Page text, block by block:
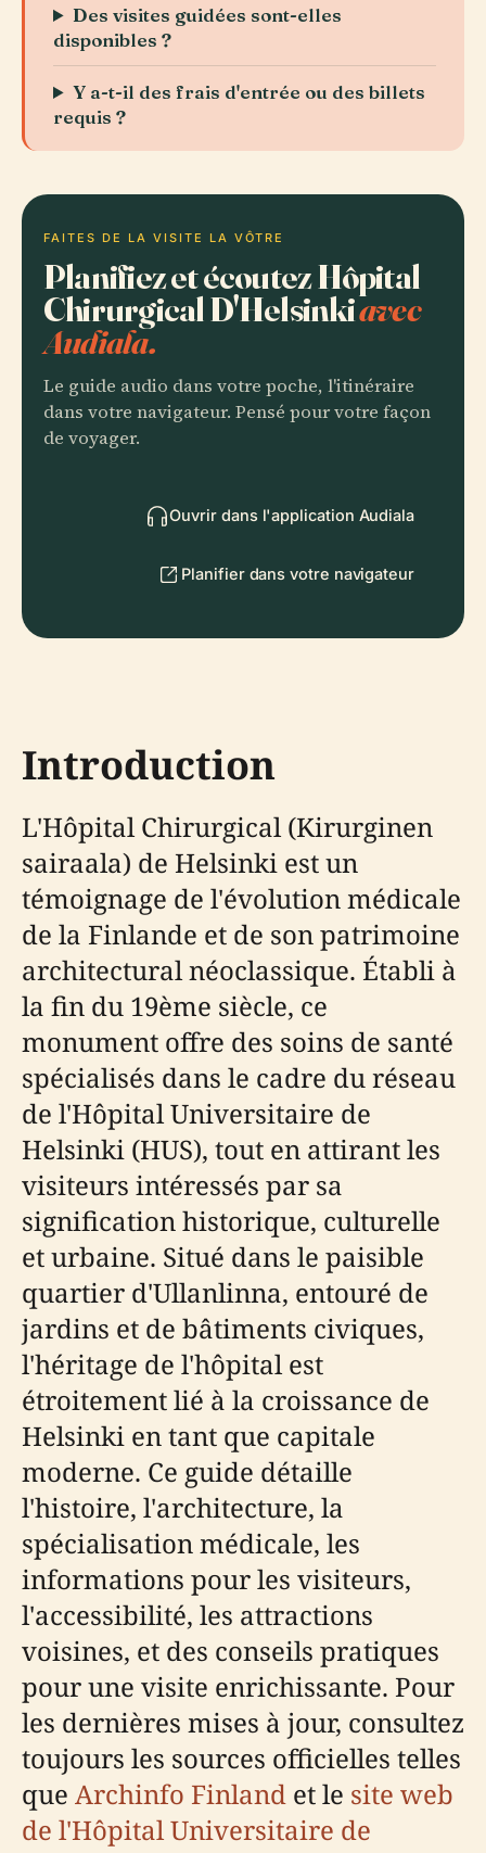
Des visites guidées sont-elles
disponibles ?
Y a-t-il des frais d'entrée ou des billets
requis ?
FAITES DE LA VISITE LA VÔTRE
Planifiez et écoutez Hôpital
Chirurgical D'Helsinkiavec
Audiala.
Le guide audio dans votre poche, l'itinéraire
dans votre navigateur. Pensé pour votre façon
de voyager.
Ouvrir dans l'application Audiala
Planifier dans votre navigateur
Introduction
L'Hôpital Chirurgical (Kirurginen
sairaala) de Helsinki est un
témoignage de l'évolution médicale
de la Finlande et de son patrimoine
architectural néoclassique. Établi à
la fin du 19ème siècle, ce
monument offre des soins de santé
spécialisés dans le cadre du réseau
de l'Hôpital Universitaire de
Helsinki (HUS), tout en attirant les
visiteurs intéressés par sa
signification historique, culturelle
et urbaine. Situé dans le paisible
quartier d'Ullanlinna, entouré de
jardins et de bâtiments civiques,
l'héritage de l'hôpital est
étroitement lié à la croissance de
Helsinki en tant que capitale
moderne. Ce guide détaille
l'histoire, l'architecture, la
spécialisation médicale, les
informations pour les visiteurs,
l'accessibilité, les attractions
voisines, et des conseils pratiques
pour une visite enrichissante. Pour
les dernières mises à jour, consultez
toujours les sources officielles telles
que Archinfo Finland et le site web
de l'Hôpital Universitaire de